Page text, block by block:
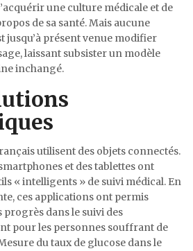
une culture médicale et de
de sa santé. Mais aucune
jusqu’à présent venue modifier
laissant subsister un modèle
inchangé.
utilisent des objets connectés.
et des tablettes ont
« intelligents » de suivi médical. En
ces applications ont permis
dans le suivi des
pour les personnes souffrant de
du taux de glucose dans le